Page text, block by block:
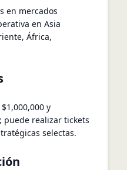
en mercados
en Asia
África,
y
puede realizar tickets
selectas.